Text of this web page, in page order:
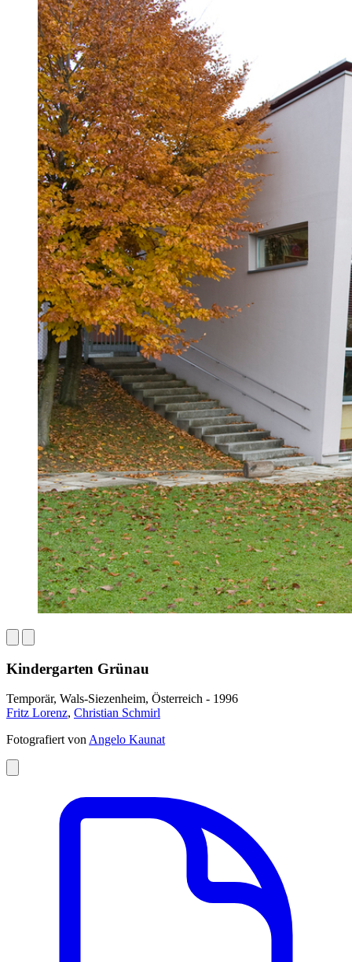
Kindergarten Grünau
Temporär, Wals-Siezenheim, Österreich - 1996
Fritz Lorenz, Christian Schmirl
Fotografiert vonAngelo Kaunat